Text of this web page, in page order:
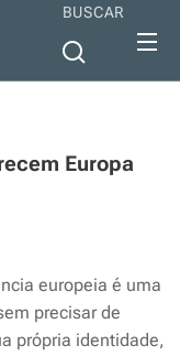
BUSCAR
Europa
europeia é uma
precisar de
própria identidade,